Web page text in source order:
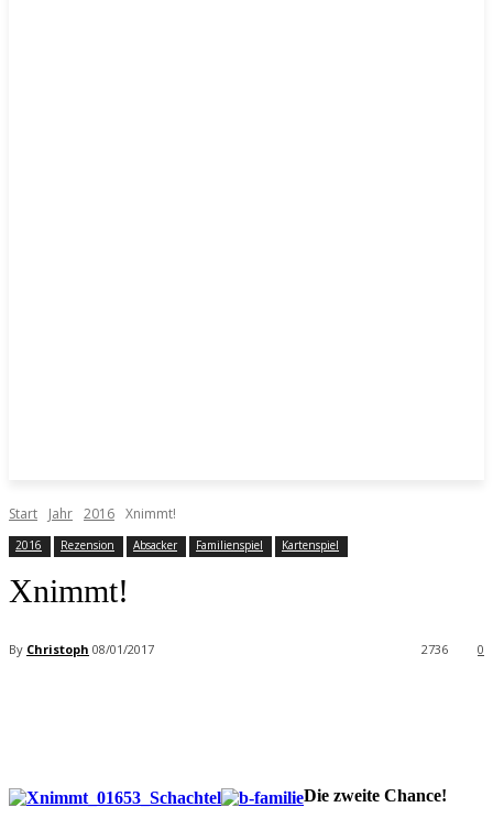
Start Jahr 2016 Xnimmt!
2016 Rezension Absacker Familienspiel Kartenspiel
Xnimmt!
By Christoph 08/01/2017 0
2736
Die zweite Chance!